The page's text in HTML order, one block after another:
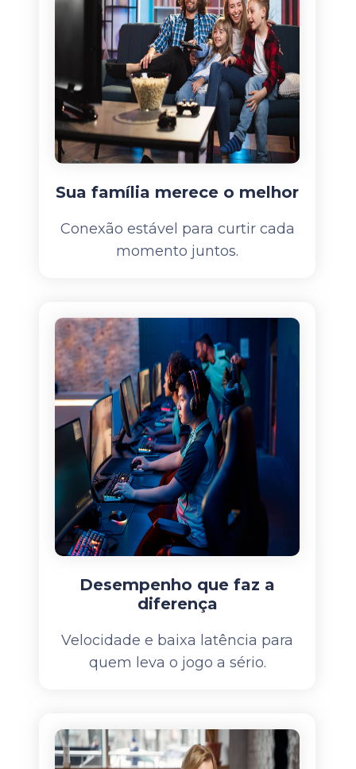
Sua família merece o melhor
Conexão estável para curtir cada
momento juntos.
Desempenho que faz a
diferença
Velocidade e baixa latência para
quem leva o jogo a sério.